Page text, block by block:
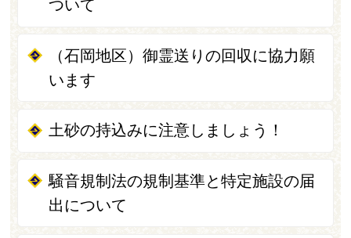
ついて
（石岡地区）御霊送りの回収に協力願
います
土砂の持込みに注意しましょう！
騒音規制法の規制基準と特定施設の届
出について